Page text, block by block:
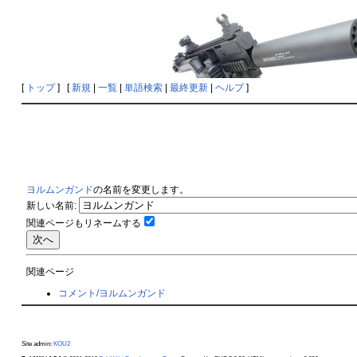
[ トップ] [新規| 一覧| 単語検索| 最終更新| ヘルプ]
ヨルムンガンドの名前を変更します。
新しい名前:
関連ページもリネームする
関連ページ
コメント/ヨルムンガンド
Site admin: KOU2